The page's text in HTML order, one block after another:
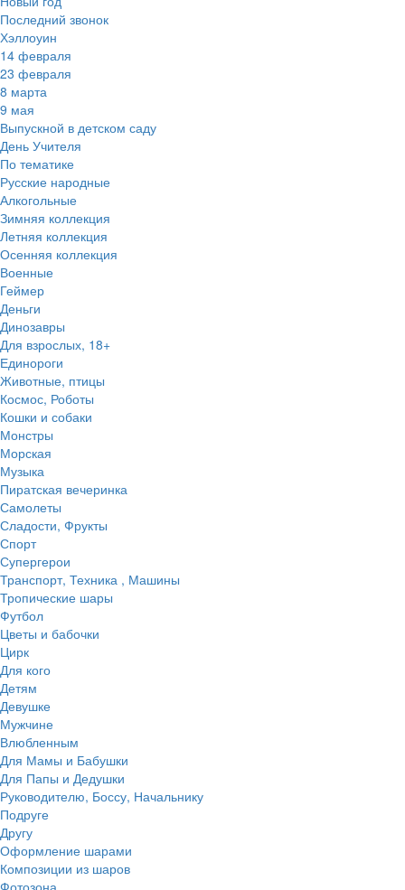
Последний звонок
Хэллоуин
14 февраля
23 февраля
8 марта
9 мая
Выпускной в детском саду
День Учителя
По тематике
Русские народные
Алкогольные
Зимняя коллекция
Летняя коллекция
Осенняя коллекция
Военные
Геймер
Деньги
Динозавры
Для взрослых, 18+
Единороги
Животные, птицы
Космос, Роботы
Кошки и собаки
Монстры
Морская
Музыка
Пиратская вечеринка
Самолеты
Сладости, Фрукты
Спорт
Супергерои
Транспорт, Техника , Машины
Тропические шары
Футбол
Цветы и бабочки
Цирк
Для кого
Детям
Девушке
Мужчине
Влюбленным
Для Мамы и Бабушки
Для Папы и Дедушки
Руководителю, Боссу, Начальнику
Подруге
Другу
Оформление шарами
Композиции из шаров